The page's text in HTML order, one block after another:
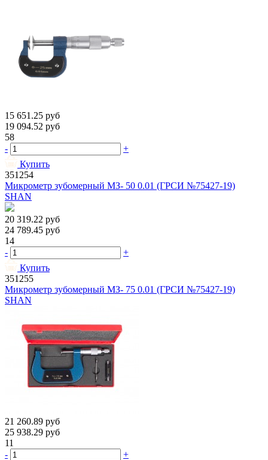
15 651.25 руб
19 094.52 руб
58
-
+
Купить
351254
Микрометр зубомерный МЗ- 50 0.01 (ГРСИ №75427-19)
SHAN
20 319.22 руб
24 789.45 руб
14
-
+
Купить
351255
Микрометр зубомерный МЗ- 75 0.01 (ГРСИ №75427-19)
SHAN
21 260.89 руб
25 938.29 руб
11
-
+